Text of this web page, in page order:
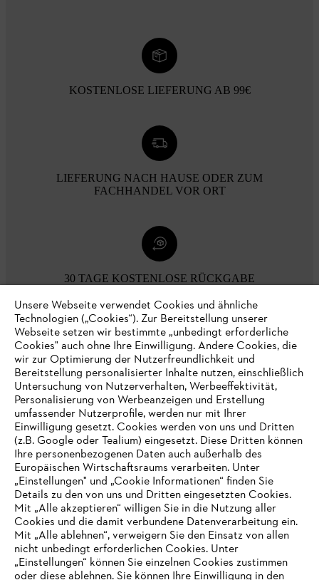
KOSTENLOSE LIEFERUNG AB 99€
LIEFERUNG NACH HAUSE ODER ZUM
FACHHANDEL VOR ORT
30 TAGE KOSTENLOSE RÜCKGABE
Zahlungsmöglichkeiten
Unternehmen
Online Shop
IHR BROWSER WIRD NICHT
Unsere Webseite verwendet Cookies und ähnliche
Technologien („Cookies“). Zur Bereitstellung unserer
Webseite setzen wir bestimmte „unbedingt erforderliche
Cookies" auch ohne Ihre Einwilligung. Andere Cookies, die
wir zur Optimierung der Nutzerfreundlichkeit und
Bereitstellung personalisierter Inhalte nutzen, einschließlich
Untersuchung von Nutzerverhalten, Werbeeffektivität,
Personalisierung von Werbeanzeigen und Erstellung
umfassender Nutzerprofile, werden nur mit Ihrer
Einwilligung gesetzt. Cookies werden von uns und Dritten
(z.B. Google oder Tealium) eingesetzt. Diese Dritten können
Ihre personenbezogenen Daten auch außerhalb des
Europäischen Wirtschaftsraums verarbeiten. Unter
„Einstellungen" und „Cookie Informationen“ finden Sie
Details zu den von uns und Dritten eingesetzten Cookies.
Mit „Alle akzeptieren“ willigen Sie in die Nutzung aller
Cookies und die damit verbundene Datenverarbeitung ein.
Mit „Alle ablehnen“, verweigern Sie den Einsatz von allen
nicht unbedingt erforderlichen Cookies. Unter
„Einstellungen“ können Sie einzelnen Cookies zustimmen
oder diese ablehnen. Sie können Ihre Einwilligung in den